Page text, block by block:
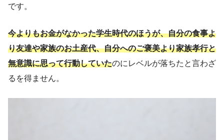
です。
今よりもお金がなかった学生時代のほうが、自分の食事よ
り友達や家族のお土産代、自分へのご褒美より家族孝行と
無意識に思って行動していたのにレベルが落ちたと言わざ
るを得ません。